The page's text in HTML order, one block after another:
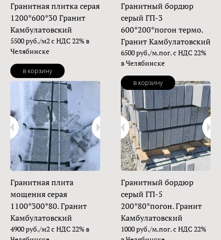
Гранитная плитка серая
1200*600*30 Гранит
Камбулатовский
5500 руб./м2 с НДС 22% в
Челябинске
в корзину
Гранитный бордюр
серый ГП-3
600*200*погон термо.
Гранит Камбулатовский
6500 руб./м.пог. с НДС 22%
в Челябинске
в корзину
Гранитная плита
мощения серая
1100*300*80. Гранит
Камбулатовский
4900 руб./м2 с НДС 22% в
Гранитный бордюр
серый ГП-5
200*80*погон. Гранит
Камбулатовский
1000 руб./м.пог. с НДС 22%